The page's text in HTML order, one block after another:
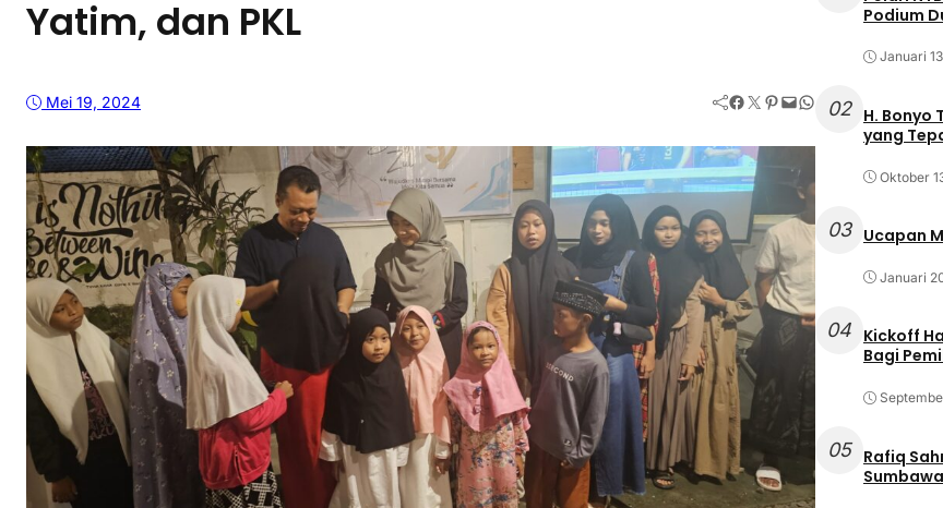
Yatim, dan PKL
Mei 19, 2024 Facebook Twitter Pinterest Mail WhatsApp
Podium
Januari
02
H. Bonyo Thamrin
yang
Oktober
03 Ucapan
Januari
04 Kickoff
Bagi
05
Rafiq